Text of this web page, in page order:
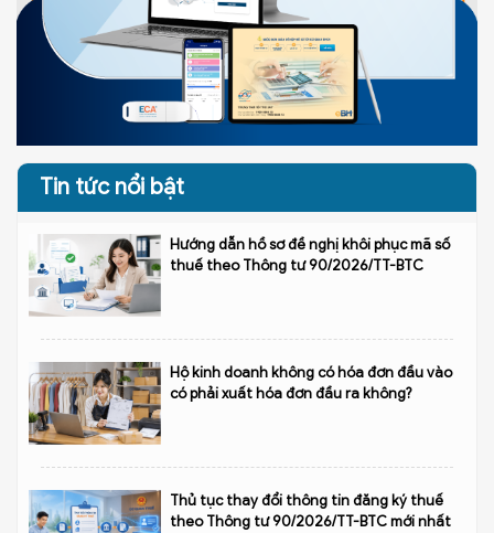
Tin tức nổi bật
Hướng dẫn hồ sơ đề nghị khôi phục mã số
thuế theo Thông tư 90/2026/TT-BTC
Hộ kinh doanh không có hóa đơn đầu vào
có phải xuất hóa đơn đầu ra không?
Thủ tục thay đổi thông tin đăng ký thuế
theo Thông tư 90/2026/TT-BTC mới nhất